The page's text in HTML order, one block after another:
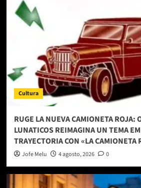
Cultura
RUGE LA NUEVA CAMIONETA ROJA:
LUNATICOS REIMAGINA UN TEMA
TRAYECTORIA CON «LA CAMIONETA
Jofe Melu 4 agosto, 2026 0